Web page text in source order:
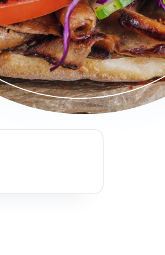
en schotels — vers bereid en royaal